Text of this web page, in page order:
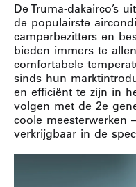
De Truma-dakairco’s
de populairste
camperbezitters en
bieden immers te
comfortabele
sinds hun
en efficiënt te zijn in
volgen met de 2e
coole meesterwerken
verkrijgbaar in de